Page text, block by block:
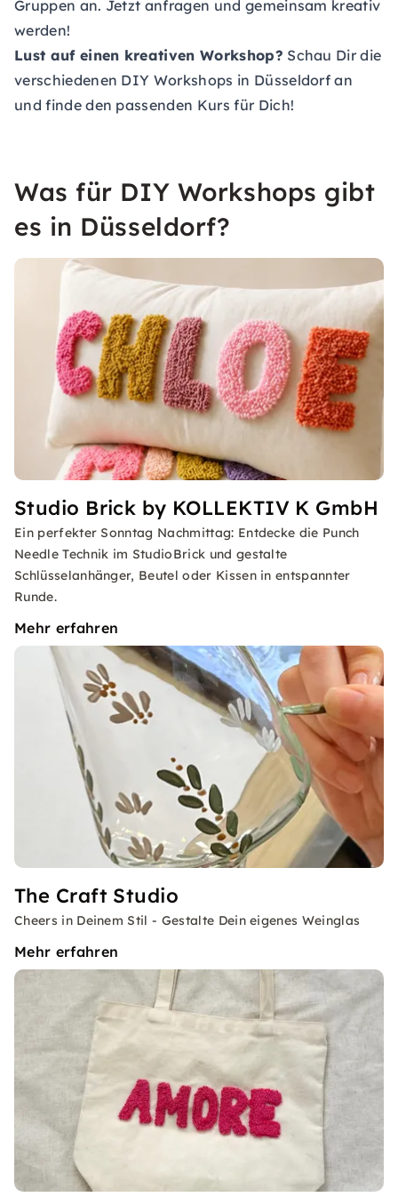
Gruppen an. Jetzt anfragen und gemeinsam kreativ
werden!
Lust auf einen kreativen Workshop? Schau Dir die
verschiedenen DIY Workshops in Düsseldorf an
und finde den passenden Kurs für Dich!
Was für DIY Workshops gibt
es in Düsseldorf?
Studio Brick by KOLLEKTIV K GmbH
Ein perfekter Sonntag Nachmittag: Entdecke die Punch
Needle Technik im StudioBrick und gestalte
Schlüsselanhänger, Beutel oder Kissen in entspannter
Runde.
Mehr erfahren
The Craft Studio
Cheers in Deinem Stil - Gestalte Dein eigenes Weinglas
Mehr erfahren